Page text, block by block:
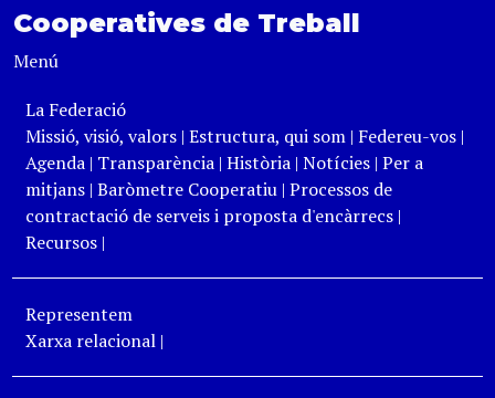
Cooperatives de Treball
Menú
La Federació
Missió, visió, valors| Estructura, qui som| Federeu-vos|
Agenda | Transparència| Història| Notícies | Per a
mitjans| Baròmetre Cooperatiu| Processos de
contractació de serveis i proposta d'encàrrecs|
Recursos|
Representem
Xarxa relacional|